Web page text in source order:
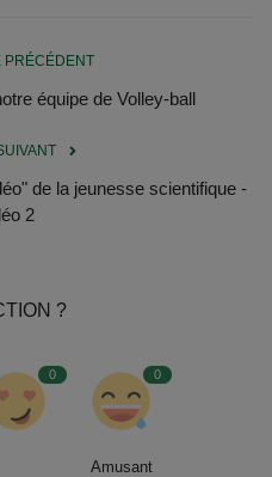
PRÉCÉDENT
équipe de Volley-ball
de la jeunesse scientifique -
2
?
0 0
Amusant